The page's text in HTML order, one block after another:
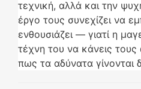
τεχνική, αλλά και την
έργο τους συνεχίζει να
ενθουσιάζει — γιατί η
τέχνη του να κάνεις
πως τα αδύνατα γίνονται